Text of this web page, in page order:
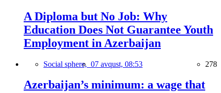
A Diploma but No Job: Why
Education Does Not Guarantee Youth
Employment in Azerbaijan
Social sphere, 07 avqust, 08:53 278
Azerbaijan’s minimum: a wage that